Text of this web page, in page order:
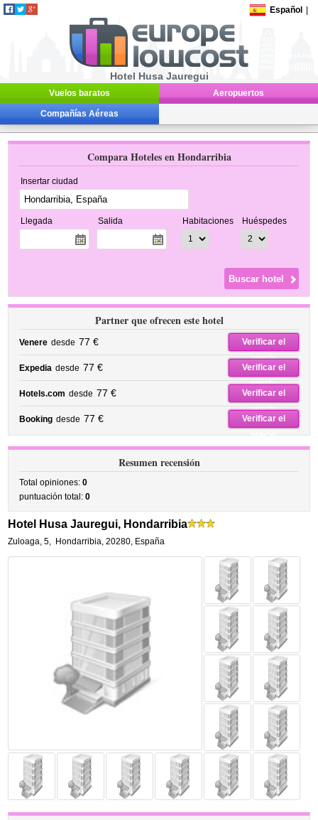
Español
Hotel Husa Jauregui
Vuelos baratos Aeropuertos
Compañías Aéreas
Compara Hoteles en Hondarribia
Insertar ciudad
Llegada Salida Habitaciones Huéspedes
Partner que ofrecen este hotel
Venere desde 77 €
Verificar el
precio
Expedia desde 77 €
Verificar el
precio
Hotels.com desde 77 €
Verificar el
precio
Booking desde 77 €
Verificar el
precio
Resumen recensión
Total opiniones:0
puntuación total:0
Hotel Husa Jauregui, Hondarribia
Zuloaga, 5, Hondarribia,20280, España